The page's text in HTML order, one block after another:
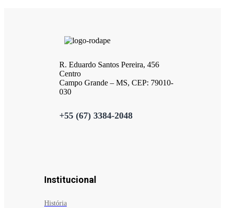
R. Eduardo Santos Pereira, 456
Centro
Campo Grande – MS, CEP: 79010-
030
+55 (67) 3384-2048
Institucional
História